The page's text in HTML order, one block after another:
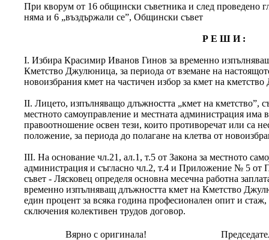
При кворум от 16 общински съветника и след проведено
няма и 6 „въздържали се”, Общински съвет
Р Е Ш И :
І. Избира Красимир Иванов Гинов за временно
Кметство Джулюница, за периода от вземане на
новоизбрания кмет на частичен избор за кмет на
ІІ. Лицето, изпълняващо длъжността „кмет на кметство”,
местното самоуправление и местната администрация има
правоотношение освен тези, които противоречат или са
положение, за периода до полагане на клетва от
ІІІ. На основание чл.21, ал.1, т.5 от Закона за местното
администрация и съгласно чл.2, т.4 и Приложение № 5
съвет - Лясковец определя основна месечна работна
временно изпълняващ длъжността кмет на Кметство
един процент за всяка година професионален опит и стаж,
сключения колективен трудов договор.
Вярно с оригинала!